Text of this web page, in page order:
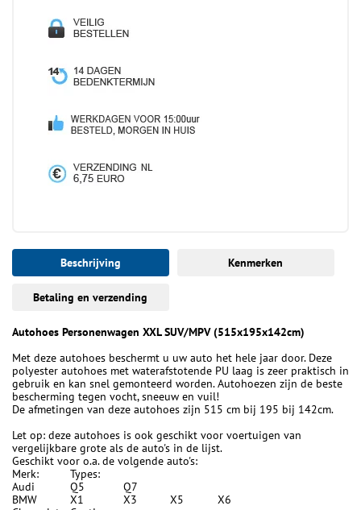
Beschrijving Kenmerken
Betaling en verzending
Autohoes Personenwagen XXL SUV/MPV (515x195x142cm)
Met deze autohoes beschermt u uw auto het hele jaar door. Deze
polyester autohoes met waterafstotende PU laag is zeer praktisch in
gebruik en kan snel gemonteerd worden. Autohoezen zijn de beste
bescherming tegen vocht, sneeuw en vuil!
De afmetingen van deze autohoes zijn 515 cm bij 195 bij 142cm.
Let op: deze autohoes is ook geschikt voor voertuigen van
vergelijkbare grote als de auto's in de lijst.
Geschikt voor o.a. de volgende auto's:
Merk:
Types:
Audi
Q5
Q7
BMW
X1 X3 X5
X6